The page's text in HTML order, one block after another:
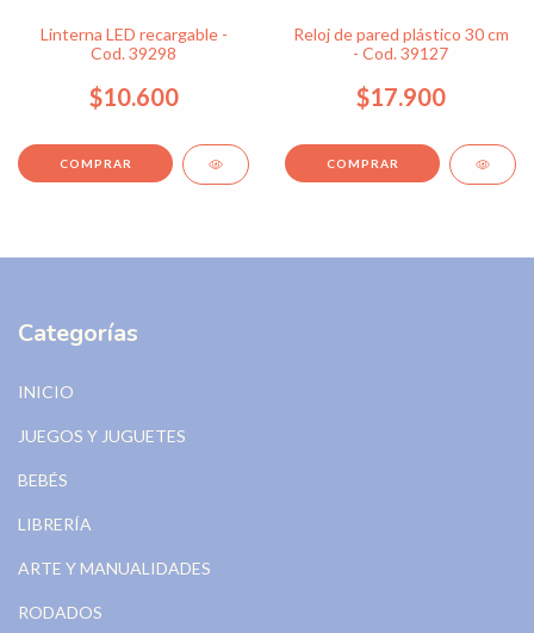
Linterna LED recargable -
Cod. 39298
$10.600
Reloj de pared plástico 30 cm
- Cod. 39127
$17.900
Categorías
INICIO
JUEGOS Y JUGUETES
BEBÉS
LIBRERÍA
ARTE Y MANUALIDADES
RODADOS